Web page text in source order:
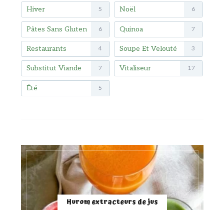
Hiver 5 Noël 6
Pâtes Sans Gluten 6 Quinoa 7
Restaurants 4 Soupe Et Velouté 3
Substitut Viande 7 Vitaliseur 17
Été 5
Hurom extracteurs de jus